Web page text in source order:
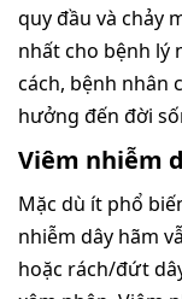
quy đầu và chảy
nhất cho bệnh lý
cách, bệnh nhân
hưởng đến đời
Viêm nhiễm
Mặc dù ít phổ
nhiễm dây hãm
hoặc rách/đứt